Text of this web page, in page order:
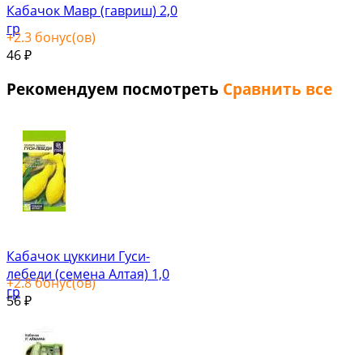
Кабачок Мавр (гавриш) 2,0
гр
+2.3 бонус(ов)
46 ₽
Рекомендуем посмотреть Сравнить все
Кабачок цуккини Гуси-
лебеди (семена Алтая) 1,0
гр
+2.8бонус(ов)
56 ₽